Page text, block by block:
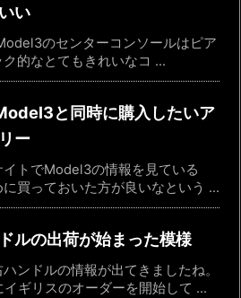
い
のセンターコンソールはピア
ク的なとてもきれいなコ ...
と同時に購入したいア
ー
イトでModel3の情報を見ている
に買っておいた方が良いなという ...
ルの出荷が始まった模様
ンドルの情報が出てきましたね。
イギリスのオーダーを開始して ...